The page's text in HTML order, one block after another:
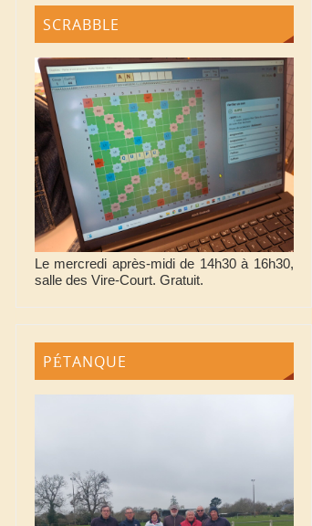
SCRABBLE
Le mercredi après-midi de 14h30 à 16h30,
salle des Vire-Court. Gratuit.
PÉTANQUE